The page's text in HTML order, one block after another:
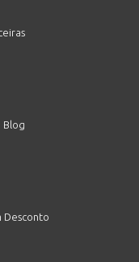
Blog
Desconto